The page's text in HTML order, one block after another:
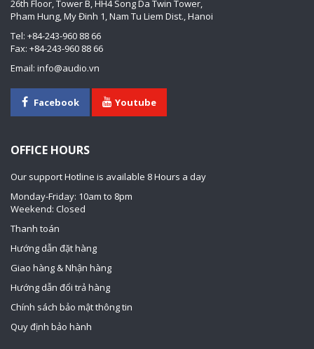
26th Floor, Tower B, HH4 Song Da Twin Tower,
Pham Hung, My Đinh 1, Nam Tu Liem Dist., Hanoi
Tel: +84-243-960 88 66
Fax: +84-243-960 88 66
Email: info@audio.vn
Facebook Youtube
OFFICE HOURS
Our support Hotline is available 8 Hours a day
Monday-Friday: 10am to 8pm
Weekend: Closed
Thanh toán
Hướng dẫn đặt hàng
Giao hàng & Nhận hàng
Hướng dẫn đổi trả hàng
Chính sách bảo mật thông tin
Quy định bảo hành